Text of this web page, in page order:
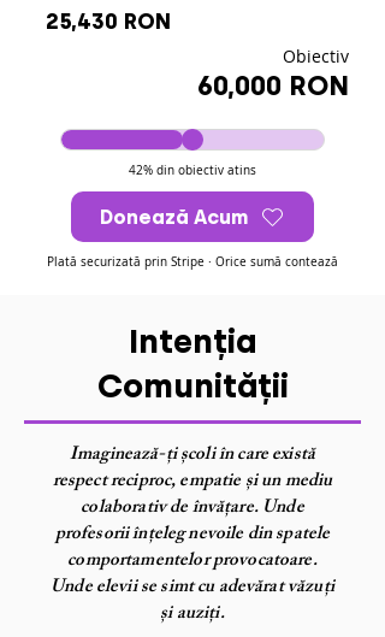
25,430 RON
Obiectiv
60,000 RON
42% din obiectiv atins
Donează Acum
Plată securizată prin Stripe · Orice sumă contează
Intenția
Comunității
Imaginează-ți școli în care există
respect reciproc, empatie și un mediu
colaborativ de învățare. Unde
profesorii înțeleg nevoile din spatele
comportamentelor provocatoare.
Unde elevii se simt cu adevărat văzuți
și auziți.